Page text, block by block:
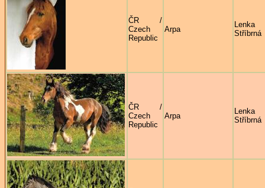
ČR /
Czech
Republic
Arpa
Lenka
Stříbrná
ČR /
Czech
Republic
Arpa
Lenka
Stříbrná